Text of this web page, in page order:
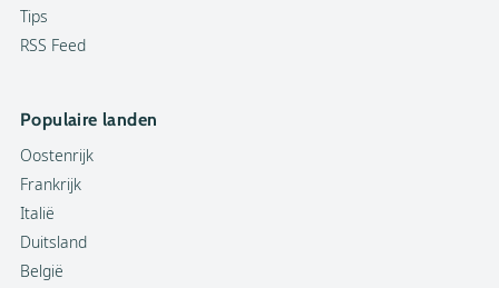
Tips
RSS Feed
Populaire landen
Oostenrijk
Frankrijk
Italië
Duitsland
België